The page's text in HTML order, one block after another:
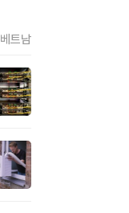
베트남